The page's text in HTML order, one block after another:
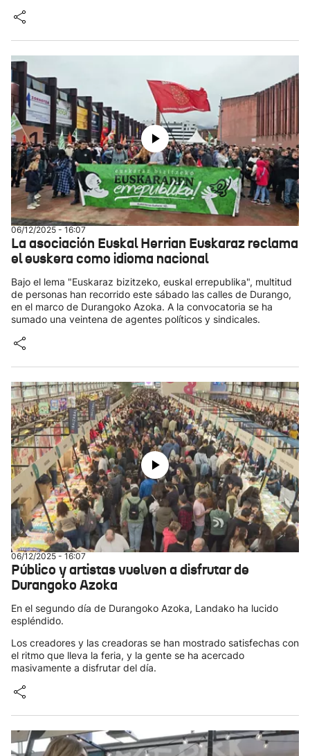
06/12/2025 - 16:07
La asociación Euskal Herrian Euskaraz reclama
el euskera como idioma nacional
Bajo el lema "Euskaraz bizitzeko, euskal errepublika", multitud
de personas han recorrido este sábado las calles de Durango,
en el marco de Durangoko Azoka. A la convocatoria se ha
sumado una veintena de agentes políticos y sindicales.
06/12/2025 - 16:07
Público y artistas vuelven a disfrutar de
Durangoko Azoka
En el segundo día de Durangoko Azoka, Landako ha lucido
espléndido.
Los creadores y las creadoras se han mostrado satisfechas con
el ritmo que lleva la feria, y la gente se ha acercado
masivamente a disfrutar del día.